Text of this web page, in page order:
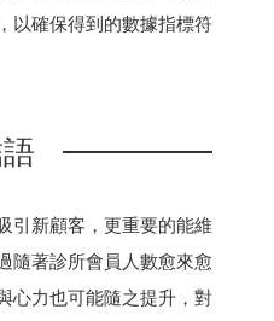
以確保得到的數據指標符
引新顧客，更重要的能維
隨著診所會員人數愈來愈
心力也可能隨之提升，對